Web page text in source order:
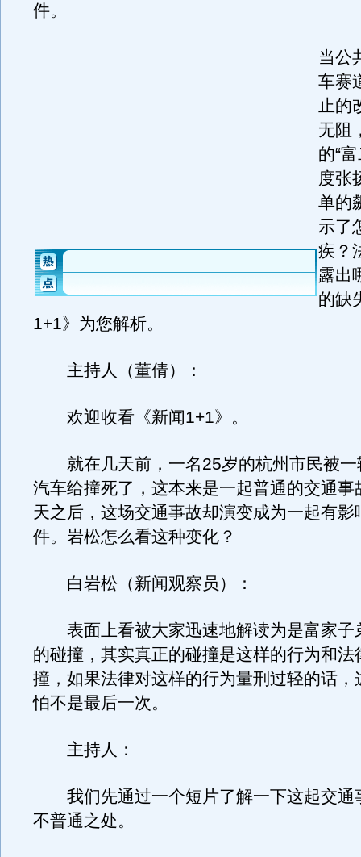
件。
当公
车赛
止的
无阻
的“
度张
单的
示了
疾？
露出
的缺
1+1》为您解析。
主持人（董倩）：
欢迎收看《新闻1+1》。
就在几天前，一名25岁的杭州市民被一
汽车给撞死了，这本来是一起普通的交通事
天之后，这场交通事故却演变成为一起有影
件。岩松怎么看这种变化？
白岩松（新闻观察员）：
表面上看被大家迅速地解读为是富家子
的碰撞，其实真正的碰撞是这样的行为和法
撞，如果法律对这样的行为量刑过轻的话，
怕不是最后一次。
主持人：
我们先通过一个短片了解一下这起交通
不普通之处。